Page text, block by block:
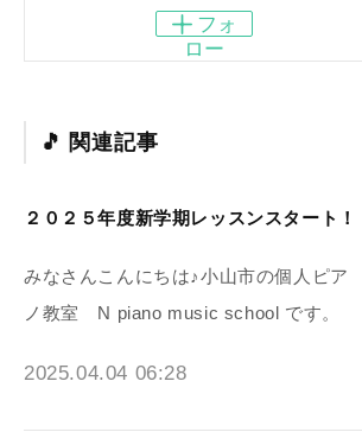
フォ
ロー
関連記事
２０２５年度新学期レッスンスタート！
みなさんこんにちは♪小山市の個人ピア
ノ教室 N piano music school です。
2025.04.04 06:28